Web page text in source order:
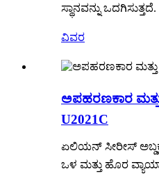
ಸ್ಥಾನವನ್ನು ಒದಗಿಸುತ್ತದೆ.
ವಿವರ
ಅಪಹರಣಕಾರ
U2021C
ಏಲಿಯನ್ ಸೀರೀಸ್
ಒಳ ಮತ್ತು ಹೊರ